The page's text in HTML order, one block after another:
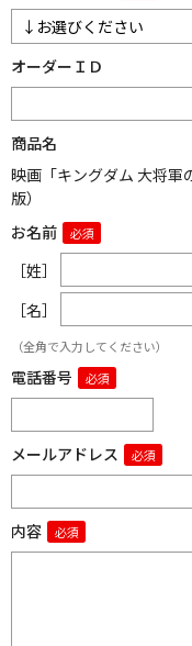
オーダーＩＤ
商品名
映画「キングダム 大将軍
版）
お名前
［姓］
［名］
（全角で入力してください）
電話番号
メールアドレス
内容